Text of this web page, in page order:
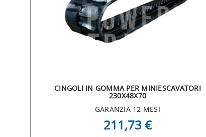
CINGOLI IN GOMMA PER MINIESCAVATORI
230X48X70
GARANZIA 12 MESI
211,73 €